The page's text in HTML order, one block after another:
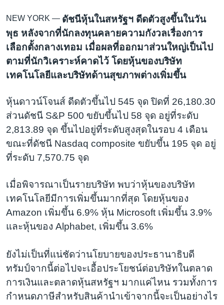
เลือกภาษา
NEW YORK — ดัชนีหุ้นในสหรัฐฯ ดีดตัวสูงขึ้นในวัน
พุธ หลังจากที่นักลงทุนคลายความกังวลเรื่องการ
เลือกตั้งกลางเทอม เมื่อผลที่ออกมาส่วนใหญ่เป็นไป
ตามที่นักวิเคราะห์คาดไว้ โดยหุ้นของบริษัท
เทคโนโลยีและบริษัทด้านสุขภาพต่างเพิ่มขึ้น
หุ้นดาวน์โจนส์ ดีดตัวขึ้นไป 545 จุด ปิดที่ 26,180.30
ส่วนดัชนี S&P 500 ขยับขึ้นไป 58 จุด อยู่ที่ระดับ
2,813.89 จุด ขึ้นไปอยู่ที่ระดับสูงสุดในรอบ 4 เดือน
ขณะที่ดัชนี Nasdaq composite ขยับขึ้น 195 จุด อยู่
ที่ระดับ 7,570.75 จุด
เมื่อพิจารณาเป็นรายบริษัท พบว่าหุ้นของบริษัท
เทคโนโลยีมีการเพิ่มขึ้นมากที่สุด โดยหุ้นของ
Amazon เพิ่มขึ้น 6.9% หุ้น Microsoft เพิ่มขึ้น 3.9%
และหุ้นของ Alphabet, เพิ่มขึ้น 3.6%
ยังไม่เป็นที่แน่ชัดว่านโยบายของประธานาธิบดี
ทรัมป์จากนี้ต่อไปจะเอื้อประโยชน์ต่อบริษัทในตลาด
การเงินและตลาดหุ้นสหรัฐฯ มากแค่ไหน รวมทั้งการ
กำหนดภาษีสำหรับสินค้านำเข้าจากนี้จะเป็นอย่างไร